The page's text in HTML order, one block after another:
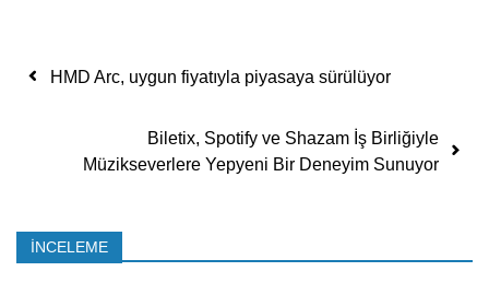
Yazı dolaşımı
HMD Arc, uygun fiyatıyla piyasaya sürülüyor
Biletix, Spotify ve Shazam İş Birliğiyle
Müzikseverlere Yepyeni Bir Deneyim Sunuyor
İNCELEME